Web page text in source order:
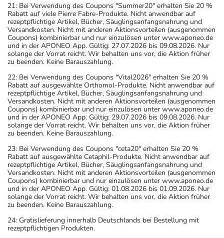
21: Bei Verwendung des Coupons "Summer20" erhalten Sie 20 %
Rabatt auf viele Pierre Fabre-Produkte. Nicht anwendbar auf
rezeptpflichtige Artikel, Bücher, Säuglingsanfangsnahrung und
Versandkosten. Nicht mit anderen Aktionsvorteilen (ausgenommen
Coupons) kombinierbar und nur einzulösen unter www.aponeo.de
und in der APONEO App. Gültig: 27.07.2026 bis 09.08.2026. Nur
solange der Vorrat reicht. Wir behalten uns vor, die Aktion früher
zu beenden. Keine Barauszahlung.
22: Bei Verwendung des Coupons "Vital2026" erhalten Sie 20 %
Rabatt auf ausgewählte Orthomol-Produkte. Nicht anwendbar auf
rezeptpflichtige Artikel, Bücher, Säuglingsanfangsnahrung und
Versandkosten. Nicht mit anderen Aktionsvorteilen (ausgenommen
Coupons) kombinierbar und nur einzulösen unter www.aponeo.de
und in der APONEO App. Gültig: 29.07.2026 bis 09.08.2026. Nur
solange der Vorrat reicht. Wir behalten uns vor, die Aktion früher
zu beenden. Keine Barauszahlung.
23: Bei Verwendung des Coupons "ceta20" erhalten Sie 20 %
Rabatt auf ausgewählte Cetaphil-Produkte. Nicht anwendbar auf
rezeptpflichtige Artikel, Bücher, Säuglingsanfangsnahrung und
Versandkosten. Nicht mit anderen Aktionsvorteilen (ausgenommen
Coupons) kombinierbar und nur einzulösen unter www.aponeo.de
und in der APONEO App. Gültig: 01.08.2026 bis 01.09.2026. Nur
solange der Vorrat reicht. Wir behalten uns vor, die Aktion früher
zu beenden. Keine Barauszahlung.
24: Gratislieferung innerhalb Deutschlands bei Bestellung mit
rezeptpflichtigen Produkten.